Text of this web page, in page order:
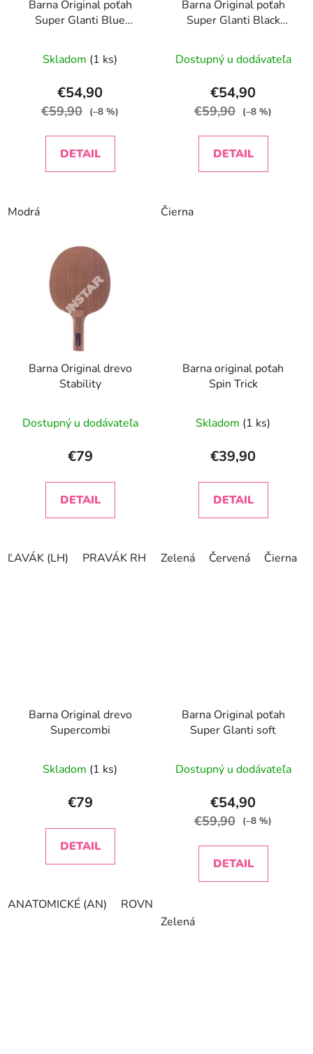
Barna Original poťah
Super Glanti Blue
Skladom (1 ks)
€54,90
€59,90 (–8 %)
DETAIL
Modrá
Barna Original poťah
Super Glanti Black
Dostupný u dodávateľa
€54,90
€59,90 (–8 %)
DETAIL
Čierna
Barna Original drevo
Stability
Dostupný u dodávateľa
€79
DETAIL
ĽAVÁK (LH) PRAVÁK RH
Barna original poťah
Spin Trick
Skladom (1 ks)
€39,90
DETAIL
Zelená Červená Čierna
Barna Original drevo
Supercombi
Skladom (1 ks)
€79
DETAIL
ANATOMICKÉ (AN) ROVNÉ (ST)
Barna Original poťah
Super Glanti soft
Dostupný u dodávateľa
€54,90
€59,90 (–8 %)
DETAIL
Zelená